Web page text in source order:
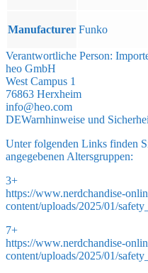
Manufacturer Funko
Verantwortliche Person:
heo GmbH
West Campus 1
76863 Herxheim
info@heo.com
DEWarnhinweise und
Unter folgenden Links finden
angegebenen Altersgruppen:
3+
https://www.nerdchandise-
content/uploads/2025/01/
7+
https://www.nerdchandise-
content/uploads/2025/01/